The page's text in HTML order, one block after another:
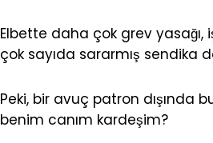
Elbette daha çok grev
çok sayıda sararmış sendika
Peki, bir avuç patron dışında
benim canım kardeşim?